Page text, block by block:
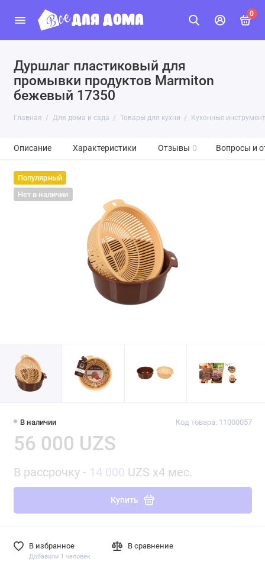
0
Дуршлаг пластиковый для
промывки продуктов Marmiton
бежевый 17350
Главная Для дома и сада Товары для кухни Кухонные
Описание Характеристики Отзывы 0 Вопросы и
Популярный
Нет в наличии
В наличии Код товара: 11000057
56 000 UZS
В рассрочку - 14 000 UZS x4 мес.
Купить
В избранное
Добавили 1 человек
В сравнение